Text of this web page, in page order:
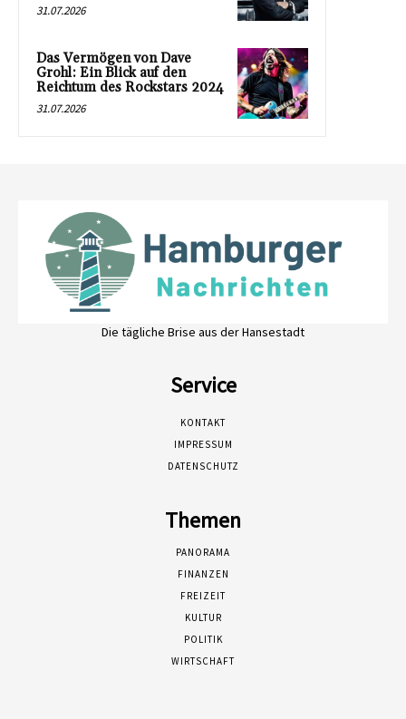
31.07.2026
Das Vermögen von Dave
Grohl: Ein Blick auf den
Reichtum des Rockstars 2024
31.07.2026
Die tägliche Brise aus der Hansestadt
Service
KONTAKT
IMPRESSUM
DATENSCHUTZ
Themen
PANORAMA
FINANZEN
FREIZEIT
KULTUR
POLITIK
WIRTSCHAFT